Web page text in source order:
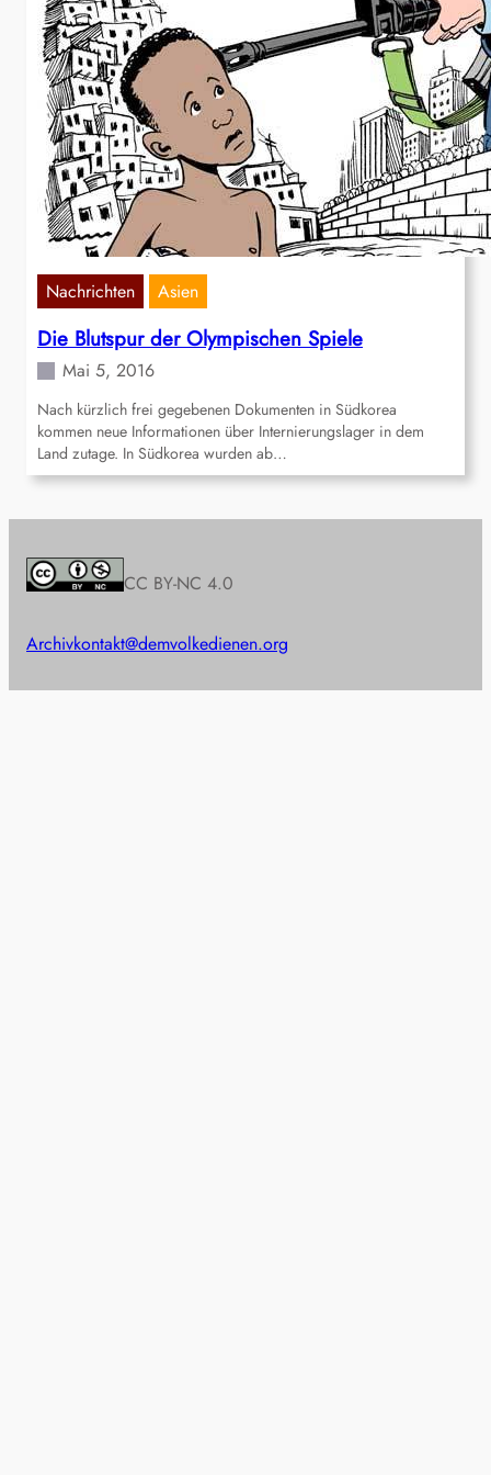
Nachrichten Asien
Die Blutspur der Olympischen Spiele
Mai 5, 2016
Nach kürzlich frei gegebenen Dokumenten in Südkorea
kommen neue Informationen über Internierungslager in dem
Land zutage. In Südkorea wurden ab…
CC BY-NC 4.0
Archivkontakt@demvolkedienen.org